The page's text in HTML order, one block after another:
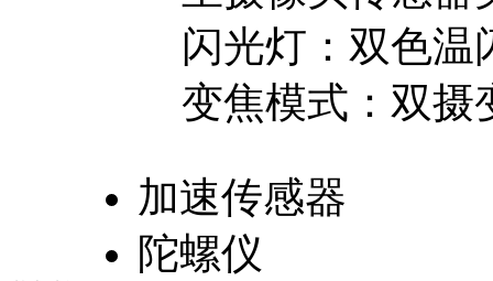
闪光灯： 双色温
变焦模式： 双摄
加速传感器
陀螺仪